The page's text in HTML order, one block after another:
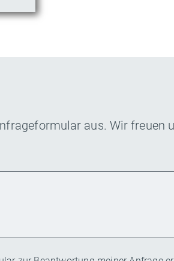
aus. Wir freuen